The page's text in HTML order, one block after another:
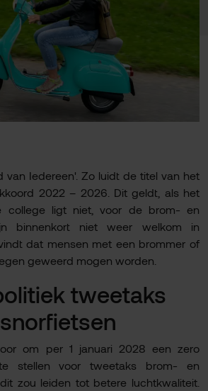
van Iedereen'. Zo luidt de titel van het
2022 – 2026. Dit geldt, als het
college ligt niet, voor de brom- en
binnenkort niet weer welkom in
dat mensen met een brommer of
geweerd mogen worden.
tweetaks
om per 1 januari 2028 een zero
stellen voor tweetaks brom- en
zou leiden tot betere luchtkwaliteit.